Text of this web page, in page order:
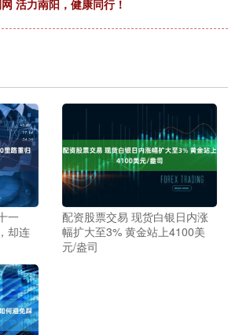
活力南阳，健康同行！
一
却连
配资股票交易 现货白银日内涨
幅扩大至3% 黄金站上4100美
元/盎司